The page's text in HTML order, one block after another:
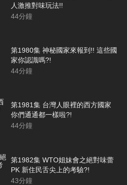
人激推對味玩法!!
44分鐘
第1980集 神秘國家來報到!! 這些國
家你認識嗎?!
44分鐘
第1981集 台灣人眼裡的西方國家
你們通通都一樣啦?!
44分鐘
第1982集 WTO姐妹會之絕對味蕾
PK 新住民舌尖上的考驗?!
43分鐘